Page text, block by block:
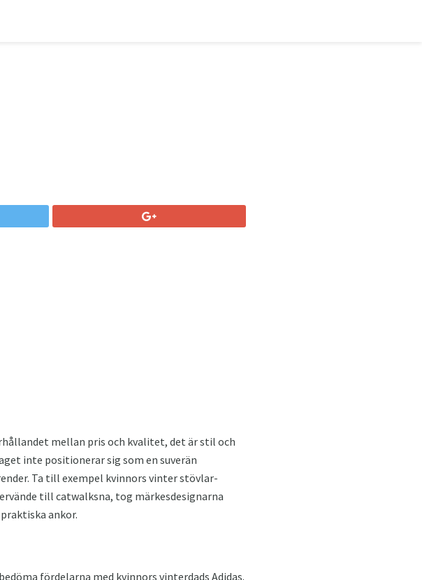
mellan pris och kvalitet, det är stil och
inte positionerar sig som en suverän
Ta till exempel kvinnors vinter stövlar-
till catwalksna, tog märkesdesignarna
ankor.
fördelarna med kvinnors vinterdads Adidas.